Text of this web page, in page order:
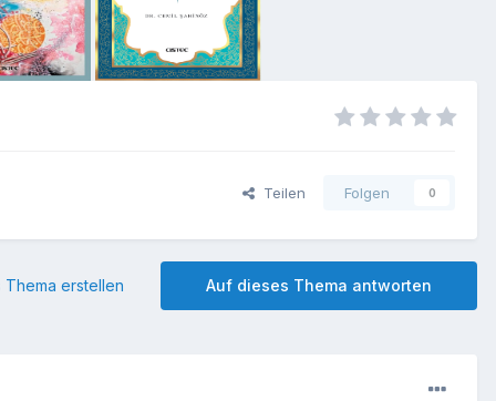
Teilen Folgen 0
Auf dieses Thema antworten
Thema erstellen